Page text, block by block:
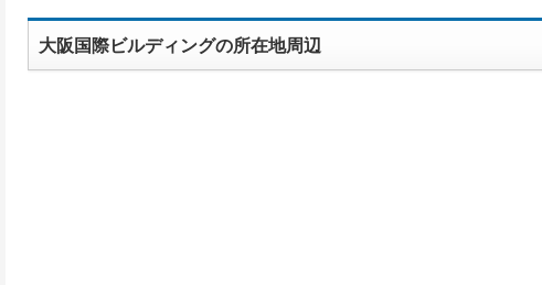
大阪国際ビルディングの所在地周辺